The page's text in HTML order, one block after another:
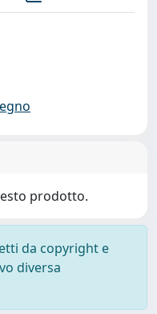
prodotto.
da copyright e
diversa